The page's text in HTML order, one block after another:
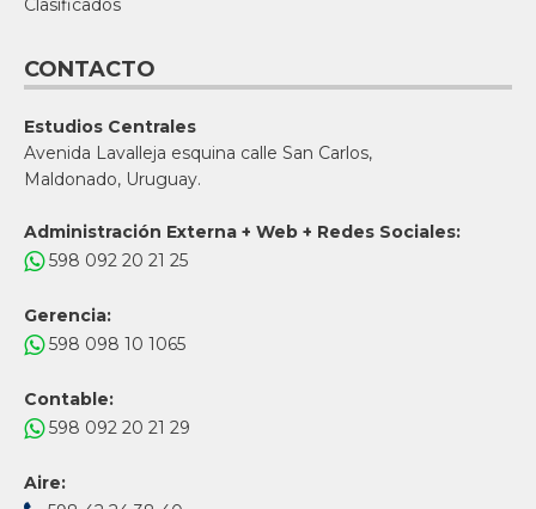
Clasificados
CONTACTO
Estudios Centrales
Avenida Lavalleja esquina calle San Carlos,
Maldonado, Uruguay.
Administración Externa + Web + Redes Sociales:
598 092 20 21 25
Gerencia:
598 098 10 1065
Contable:
598 092 20 21 29
Aire: